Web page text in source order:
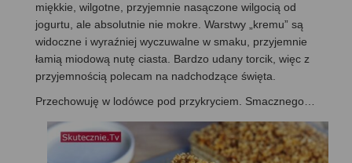
miękkie, wilgotne, przyjemnie nasączone wilgocią od
jogurtu, ale absolutnie nie mokre. Warstwy „kremu” są
widoczne i wyraźniej wyczuwalne w smaku, przyjemnie
łamią miodową nutę ciasta. Bardzo udany torcik, więc z
przyjemnością polecam na nadchodzące święta.
Przechowuję w lodówce pod przykryciem. Smacznego…